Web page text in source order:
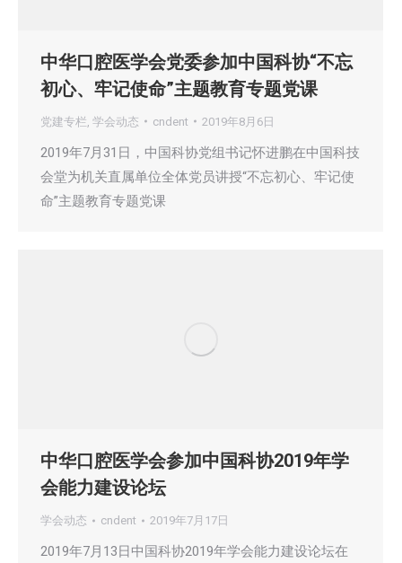
中华口腔医学会党委参加中国科协“不忘
初心、牢记使命”主题教育专题党课
党建专栏 学会动态 cndent 2019年8月6日
2019年7月31日，中国科协党组书记怀进鹏在中国科技
会堂为机关直属单位全体党员讲授“不忘初心、牢记使
命”主题教育专题党课
中华口腔医学会参加中国科协2019年学
会能力建设论坛
学会动态 cndent 2019年7月17日
2019年7月13日中国科协2019年学会能力建设论坛在